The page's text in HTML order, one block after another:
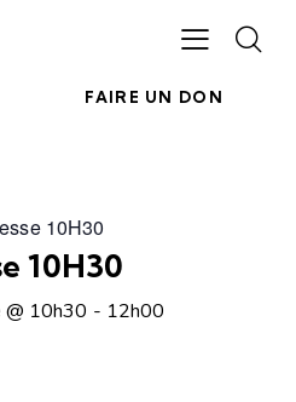
FAIRE UN DON
10H30
10H30
@ 10h30 - 12h00